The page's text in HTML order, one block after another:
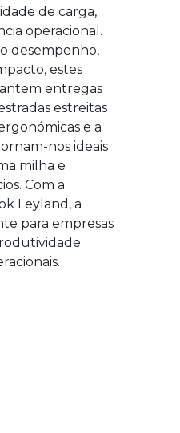
de carga,
operacional.
desempenho,
estes
entregas
estreitas
e a
nos ideais
milha e
Com a
Leyland, a
para empresas